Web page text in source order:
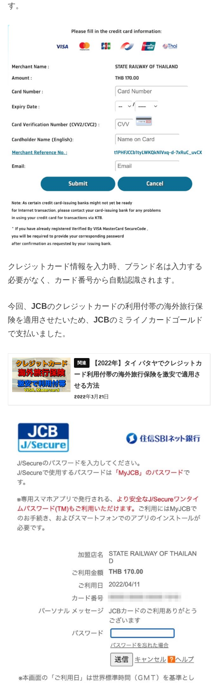
す。
クレジットカード情報を入力時、ブランド名は入力する
必要がなく、カード番号から自動認識されます。
今回、JCBのクレジットカードの利用付帯の海外旅行保
険を適用させたいため、JCBのミライノカードゴールド
で支払いました。
【2022年】タイ パタヤでクレジットカ
ード利用付帯の海外旅行保険を激安で適用さ
せる方法
2022年3月21日